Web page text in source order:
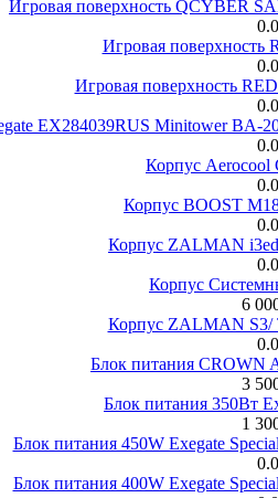
Игровая поверхность QCYBER
Игровая поверхность
Игровая поверхность
EX284039RUS Minitower BA-
Корпус Aerocool
Корпус BOOST
Корпус ZALMAN
Корпус
6
Корпус ZALMAN S3/
Блок питания CROWN
3
Блок питания 350Вт
1
Блок питания 450W Exegate
Блок питания 400W Exegate